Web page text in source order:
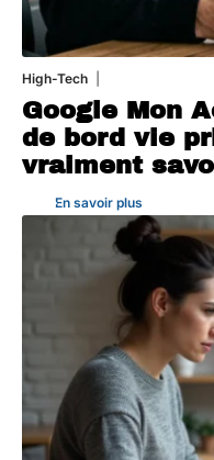
High-Tech
Google Mon
de bord vie
vraiment
En savoir plus